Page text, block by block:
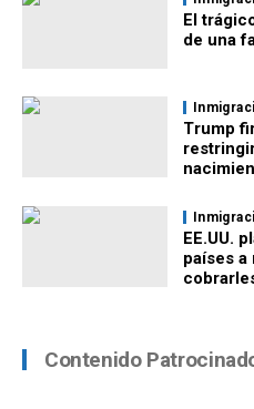
El
de una
Trump
EE.UU.
países a
Contenido